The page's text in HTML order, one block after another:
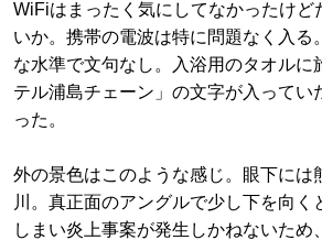
WiFiはまったく気にしてなかったけど
いか。携帯の電波は特に問題なく入る
な水準で文句なし。入浴用のタオルに
テル浦島チェーン」の文字が入ってい
った。
外の景色はこのような感じ。眼下には
川。真正面のアングルで少し下を向く
しまい炎上事案が発生しかねないため